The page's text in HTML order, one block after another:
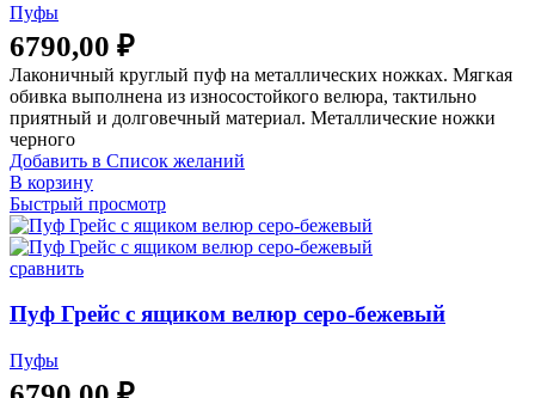
Пуфы
6790,00 ₽
Лаконичный круглый пуф на металлических ножках. Мягкая
обивка выполнена из износостойкого велюра, тактильно
приятный и долговечный материал. Металлические ножки
черного
Добавить в Список желаний
В корзину
Быстрый просмотр
сравнить
Пуф Грейс с ящиком велюр серо-бежевый
Пуфы